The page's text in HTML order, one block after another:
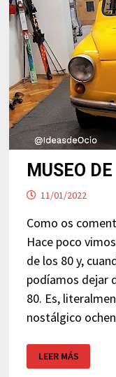
MUSEO
11/01/2022
Como os
Hace poco
de los 80 y,
podíamos dejar
80. Es,
nostálgico
DE
LOS
LEER MÁS